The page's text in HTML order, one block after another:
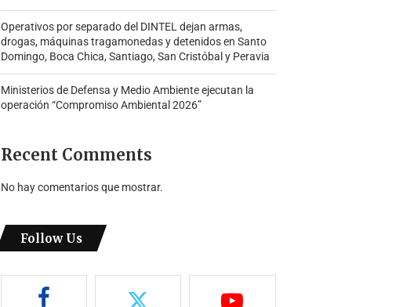
Operativos por separado del DINTEL dejan armas,
drogas, máquinas tragamonedas y detenidos en Santo
Domingo, Boca Chica, Santiago, San Cristóbal y Peravia
Ministerios de Defensa y Medio Ambiente ejecutan la
operación “Compromiso Ambiental 2026”
Recent Comments
No hay comentarios que mostrar.
Follow Us